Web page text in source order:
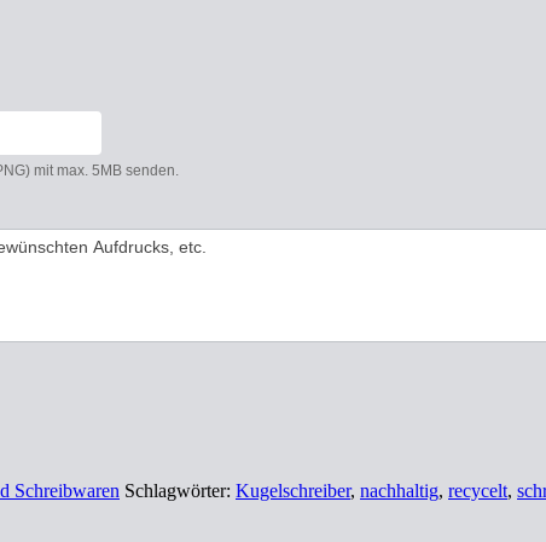
mit max. 5MB senden.
Schreibwaren Schlagwörter: Kugelschreiber, nachhaltig, recycelt,